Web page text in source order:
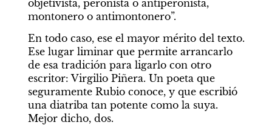
objetivista, peronista o antiperonista,
montonero o antimontonero”.
En todo caso, ese el mayor mérito del texto.
Ese lugar liminar que permite arrancarlo
de esa tradición para ligarlo con otro
escritor: Virgilio Piñera. Un poeta que
seguramente Rubio conoce, y que escribió
una diatriba tan potente como la suya.
Mejor dicho, dos.